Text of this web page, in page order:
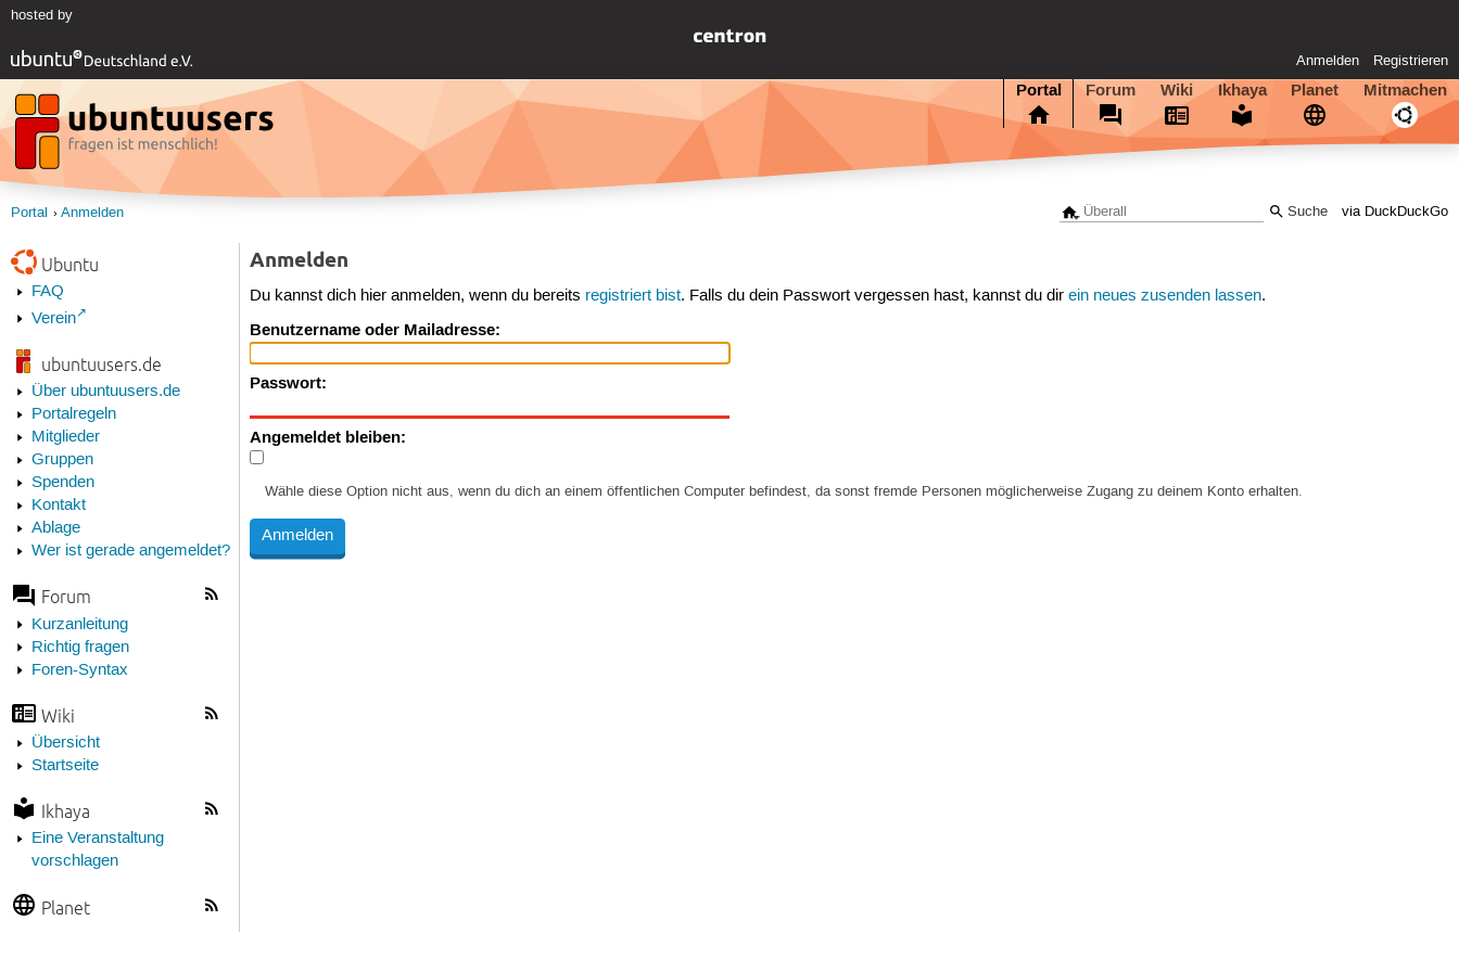
hosted by
Anmelden Registrieren
Portal Forum Wiki Ikhaya Planet Mitmachen
via DuckDuckGo
Portal Anmelden
Ubuntu
FAQ
Verein
ubuntuusers.de
Über ubuntuusers.de
Portalregeln
Mitglieder
Gruppen
Spenden
Kontakt
Ablage
Wer ist gerade angemeldet?
Forum
Kurzanleitung
Richtig fragen
Foren-Syntax
Wiki
Übersicht
Startseite
Ikhaya
Eine Veranstaltung
vorschlagen
Planet
Anmelden
Du kannst dich hier anmelden, wenn du bereits registriert bist. Falls du dein Passwort vergessen hast, kannst du direin neues zusenden lassen.
Benutzername oder Mailadresse:
Passwort:
Angemeldet bleiben:
Wähle diese Option nicht aus, wenn du dich an einem öffentlichen Computer befindest, da sonst fremde Personen möglicherweise Zugang zu deinem Konto erhalten.